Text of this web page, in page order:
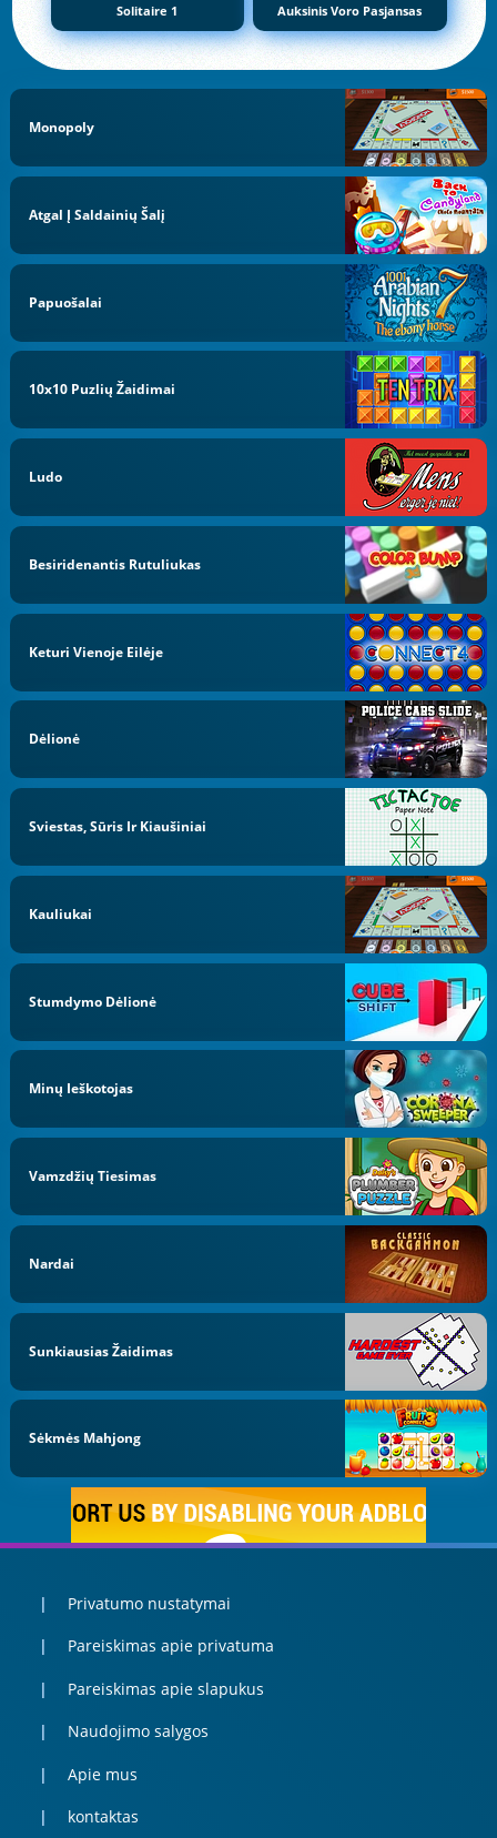
Solitaire 1 Auksinis Voro Pasjansas
Monopoly
Atgal Į Saldainių Šalį
Papuošalai
10x10 Puzlių Žaidimai
Ludo
Besiridenantis Rutuliukas
Keturi Vienoje Eilėje
Dėlionė
Sviestas, Sūris Ir Kiaušiniai
Kauliukai
Stumdymo Dėlionė
Minų Ieškotojas
Vamzdžių Tiesimas
Nardai
Sunkiausias Žaidimas
Sėkmės Mahjong
Privatumo nustatymai
Pareiskimas apie privatuma
Pareiskimas apie slapukus
Naudojimo salygos
Apie mus
kontaktas